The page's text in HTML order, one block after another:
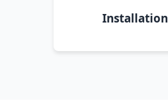
Installation